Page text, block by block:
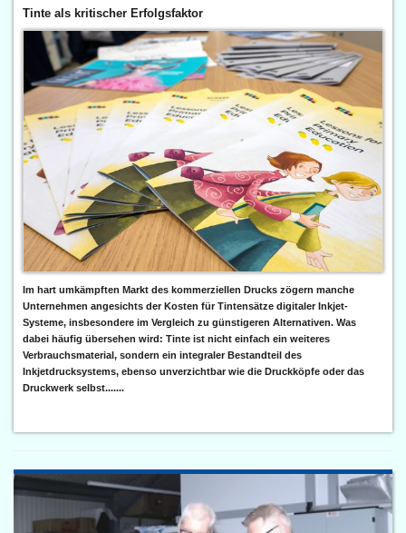
Tinte als kritischer Erfolgsfaktor
Im hart umkämpften Markt des kommerziellen Drucks zögern manche
Unternehmen angesichts der Kosten für Tintensätze digitaler Inkjet-
Systeme, insbesondere im Vergleich zu günstigeren Alternativen. Was
dabei häufig übersehen wird: Tinte ist nicht einfach ein weiteres
Verbrauchsmaterial, sondern ein integraler Bestandteil des
Inkjetdrucksystems, ebenso unverzichtbar wie die Druckköpfe oder das
Druckwerk selbst.......